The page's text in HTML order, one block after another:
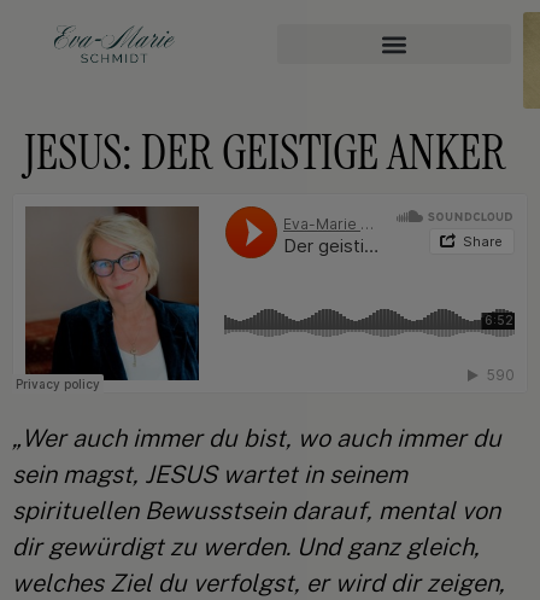
JESUS: DER GEISTIGE ANKER
„Wer auch immer du bist, wo auch immer du
sein magst, JESUS wartet in seinem
spirituellen Bewusstsein darauf, mental von
dir gewürdigt zu werden. Und ganz gleich,
welches Ziel du verfolgst, er wird dir zeigen,